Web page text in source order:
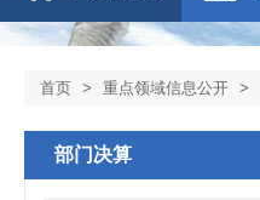
首页 > 重点领域信息公开 >
部门决算